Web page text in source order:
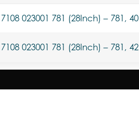
7108 023001 781 (28Inch) – 781, 40
7108 023001 781 (28Inch) – 781, 42